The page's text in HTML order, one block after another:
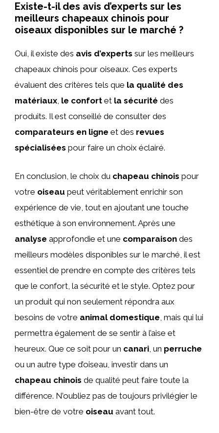
Existe-t-il des avis d’experts sur les
meilleurs chapeaux chinois pour
oiseaux disponibles sur le marché ?
Oui, il existe des avis d’experts sur les meilleurs
chapeaux chinois pour oiseaux. Ces experts
évaluent des critères tels que la qualité des
matériaux, le confort et la sécurité des
produits. Il est conseillé de consulter des
comparateurs en ligne et des revues
spécialisées pour faire un choix éclairé.
En conclusion, le choix du chapeau chinois pour
votre oiseau peut véritablement enrichir son
expérience de vie, tout en ajoutant une touche
esthétique à son environnement. Après une
analyse approfondie et une comparaison des
meilleurs modèles disponibles sur le marché, il est
essentiel de prendre en compte des critères tels
que le confort, la sécurité et le style. Optez pour
un produit qui non seulement répondra aux
besoins de votre animal domestique , mais qui lui
permettra également de se sentir à l’aise et
heureux. Que ce soit pour un canari , un perruche
ou un autre type d’oiseau, investir dans un
chapeau chinois de qualité peut faire toute la
différence. N’oubliez pas de toujours privilégier le
bien-être de votre oiseau avant tout.